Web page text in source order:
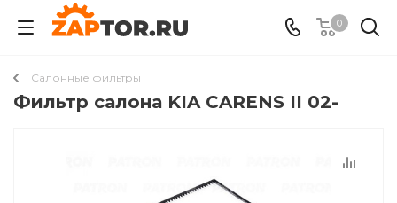
0
Салонные фильтры
Фильтр салона KIA CARENS II 02-